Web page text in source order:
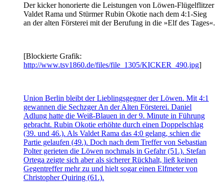
Der kicker honorierte die Leistungen von Löwen-Flügelflitzer
Valdet Rama und Stürmer Rubin Okotie nach dem 4:1-Sieg
an der alten Försterei mit der Berufung in die »Elf des Tages«.
[Blockierte Grafik:
http://www.tsv1860.de/files/file_1305/KICKER_490.jpg]
Union Berlin bleibt der Lieblingsgegner der Löwen. Mit 4:1
gewannen die Sechzger An der Alten Försterei. Daniel
Adlung hatte die Weiß-Blauen in der 9. Minute in Führung
gebracht. Rubin Okotie erhöhte durch einen Doppelschlag
(39. und 46.). Als Valdet Rama das 4:0 gelang, schien die
Partie gelaufen (49.). Doch nach dem Treffer von Sebastian
Polter gerieten die Löwen nochmals in Gefahr (51.). Stefan
Ortega zeigte sich aber als sicherer Rückhalt, ließ keinen
Gegentreffer mehr zu und hielt sogar einen Elfmeter von
Christopher Quiring (61.).